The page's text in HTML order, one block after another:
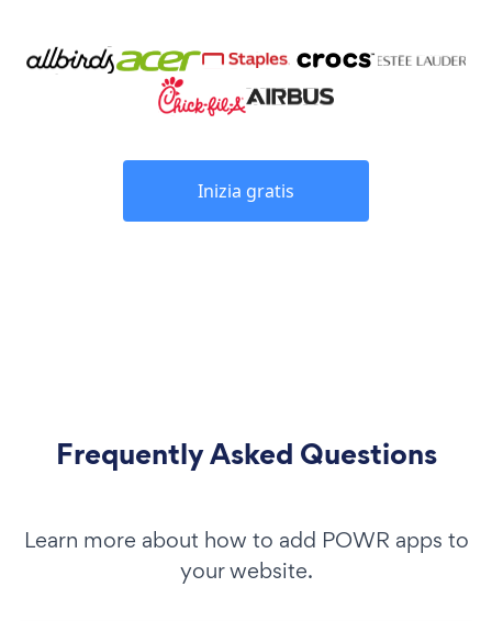
Inizia gratis
Frequently Asked Questions
Learn more about how to add POWR apps to
your website.